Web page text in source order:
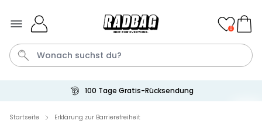
0
100 Tage Gratis-Rücksendung
Startseite Erklärung zur Barrierefreiheit